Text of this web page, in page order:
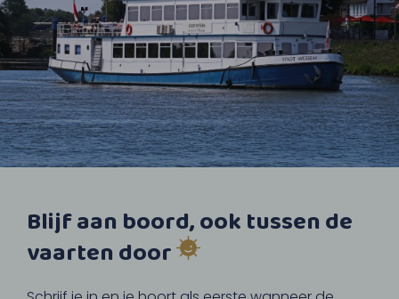
Blijf aan boord, ook tussen de
vaarten door